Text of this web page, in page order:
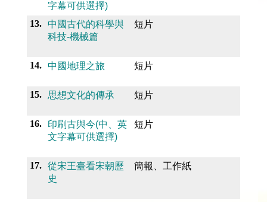
字幕可供選擇)
13. 中國古代的科學與
科技-機械篇
短片
14. 中國地理之旅 短片
15. 思想文化的傳承 短片
16.
印刷古與今(中、英
文字幕可供選擇)
短片
17. 從宋王臺看宋朝歷
史
簡報、工作紙